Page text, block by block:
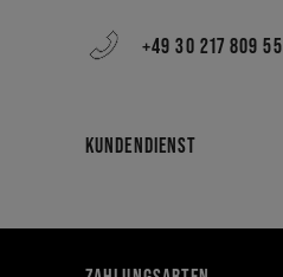
+49 30 217 809 55
KUNDENDIENST